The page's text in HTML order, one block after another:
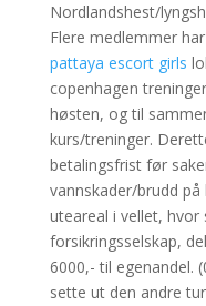
Nordlandshest/
Flere medlemmer
pattaya escort girls
copenhagen
høsten, og til
kurs/treninger.
betalingsfrist før
vannskader/brudd
uteareal i vellet,
forsikringsselskap,
6000,- til egenandel.
sette ut den andre